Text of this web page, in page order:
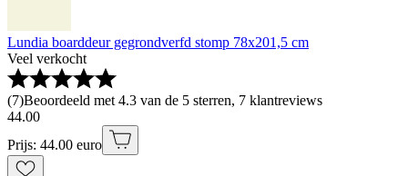
Lundia boarddeur gegrondverfd stomp 78x201,5 cm
Veel verkocht
(7)Beoordeeld met 4.3 van de 5 sterren, 7 klantreviews
44.00
Prijs: 44.00 euro